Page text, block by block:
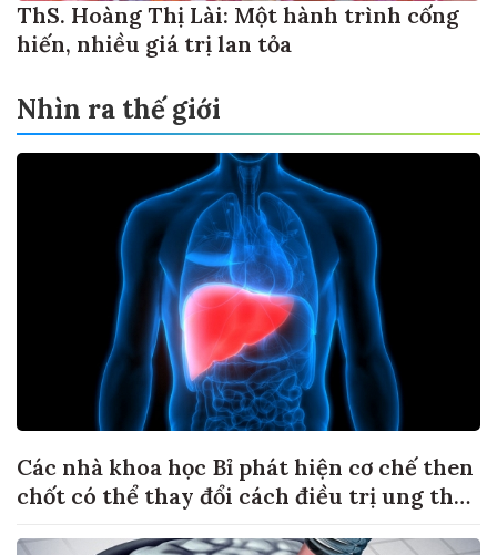
ThS. Hoàng Thị Lài: Một hành trình cống
hiến, nhiều giá trị lan tỏa
Nhìn ra thế giới
Các nhà khoa học Bỉ phát hiện cơ chế then
chốt có thể thay đổi cách điều trị ung thư